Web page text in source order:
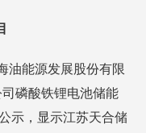
油能源发展股份有限
磷酸铁锂电池储能
示，显示江苏天合储